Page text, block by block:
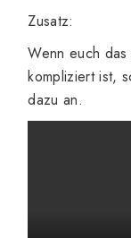
Wenn euch das
kompliziert ist,
dazu an.